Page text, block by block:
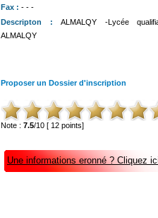
Fax : - - -
Descripton : ALMALQY -Lycée
ALMALQY
Proposer un Dossier d'inscription
Note : 7.5/10 [ 12 points]
Une informations eronné ? Cliquez